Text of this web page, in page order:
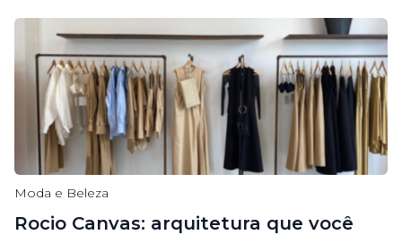
Moda e Beleza
Rocio Canvas: arquitetura que você